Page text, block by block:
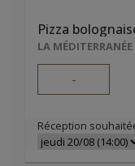
Pizza
-
Réception